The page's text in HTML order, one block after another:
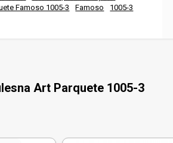
Famoso 1005-3
Famoso 1005-3
Art Parquete 1005-3